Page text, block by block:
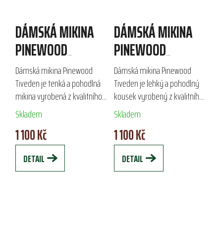
DÁMSKÁ MIKINA
PINEWOOD
TIVEDEN
Dámská mikina Pinewood
Tiveden je tenká a pohodlná
mikina vyrobená z kvalitního
180g fleece materiálu. Díky
anti-pilling funkci je ideální
jako doplňková vrstva pro
outdoorové...
Skladem
1 100 Kč
DETAIL
DÁMSKÁ MIKINA
PINEWOOD
TIVEDEN
Dámská mikina Pinewood
Tiveden je lehký a pohodlný
kousek vyrobený z kvalitního
180g fleece materiálu. Díky
funkci anti-pilling je ideální
jako další vrstva pro
outdoorové...
Skladem
1 100 Kč
DETAIL